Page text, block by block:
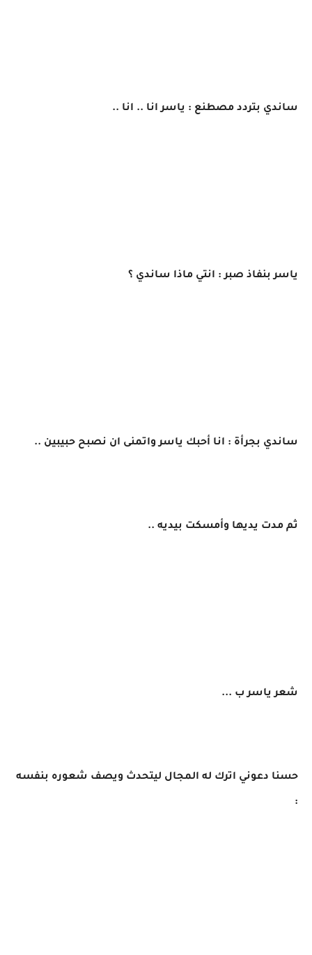
ساندي بتردد مصطنع : ياسر انا .. انا ..
ياسر بنفاذ صبر : انتي ماذا ساندي ؟
ساندي بجرأة : انا أحبك ياسر واتمنى ان نصبح حبيبين ..
ثم مدت يديها وأمسكت بيديه ..
شعر ياسر ب ...
حسنا دعوني اترك له المجال ليتحدث ويصف شعوره بنفسه
: